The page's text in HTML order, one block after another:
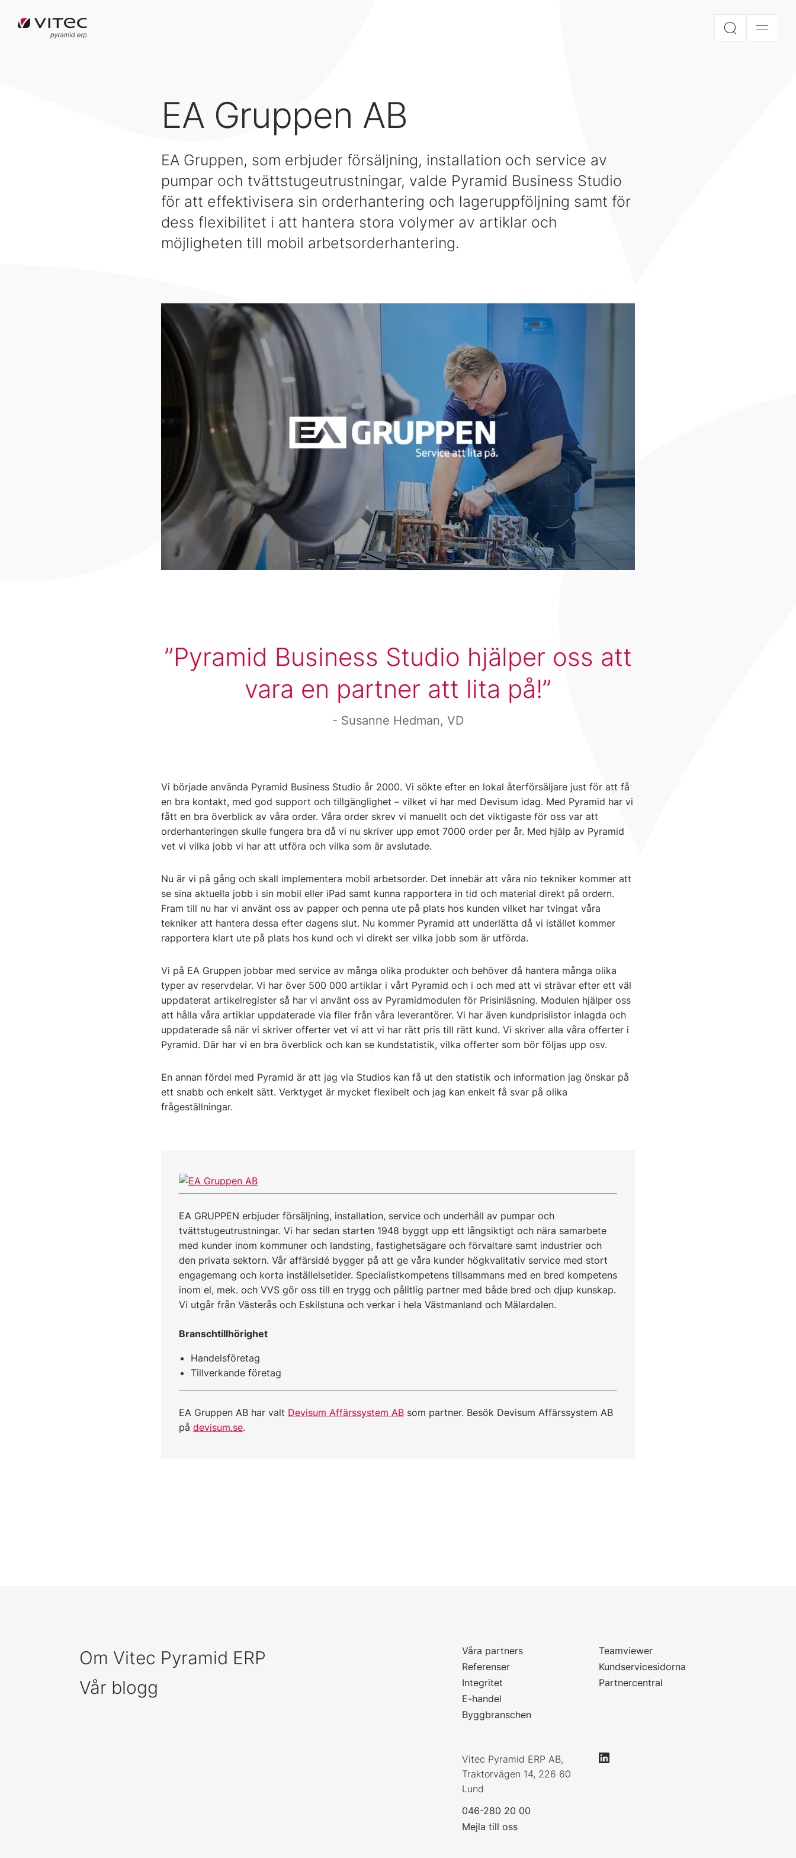
EA Gruppen AB
EA Gruppen, som erbjuder försäljning, installation och service av
pumpar och tvättstugeutrustningar, valde Pyramid Business Studio
för att effektivisera sin orderhantering och lageruppföljning samt för
dess flexibilitet i att hantera stora volymer av artiklar och
möjligheten till mobil arbetsorderhantering.
Pyramid Business Studio hjälper oss att
vara en partner att lita på!
Susanne Hedman, VD
Vi började använda Pyramid Business Studio år 2000. Vi sökte efter en lokal återförsäljare just för att få
en bra kontakt, med god support och tillgänglighet – vilket vi har med Devisum idag. Med Pyramid har vi
fått en bra överblick av våra order. Våra order skrev vi manuellt och det viktigaste för oss var att
orderhanteringen skulle fungera bra då vi nu skriver upp emot 7000 order per år. Med hjälp av Pyramid
vet vi vilka jobb vi har att utföra och vilka som är avslutade.
Nu är vi på gång och skall implementera mobil arbetsorder. Det innebär att våra nio tekniker kommer att
se sina aktuella jobb i sin mobil eller iPad samt kunna rapportera in tid och material direkt på ordern.
Fram till nu har vi använt oss av papper och penna ute på plats hos kunden vilket har tvingat våra
tekniker att hantera dessa efter dagens slut. Nu kommer Pyramid att underlätta då vi istället kommer
rapportera klart ute på plats hos kund och vi direkt ser vilka jobb som är utförda.
Vi på EA Gruppen jobbar med service av många olika produkter och behöver då hantera många olika
typer av reservdelar. Vi har över 500 000 artiklar i vårt Pyramid och i och med att vi strävar efter ett väl
uppdaterat artikelregister så har vi använt oss av Pyramidmodulen för Prisinläsning. Modulen hjälper oss
att hålla våra artiklar uppdaterade via filer från våra leverantörer. Vi har även kundprislistor inlagda och
uppdaterade så när vi skriver offerter vet vi att vi har rätt pris till rätt kund. Vi skriver alla våra offerter i
Pyramid. Där har vi en bra överblick och kan se kundstatistik, vilka offerter som bör följas upp osv.
En annan fördel med Pyramid är att jag via Studios kan få ut den statistik och information jag önskar på
ett snabb och enkelt sätt. Verktyget är mycket flexibelt och jag kan enkelt få svar på olika
frågeställningar.
EA GRUPPEN erbjuder försäljning, installation, service och underhåll av pumpar och
tvättstugeutrustningar. Vi har sedan starten 1948 byggt upp ett långsiktigt och nära samarbete
med kunder inom kommuner och landsting, fastighetsägare och förvaltare samt industrier och
den privata sektorn. Vår affärsidé bygger på att ge våra kunder högkvalitativ service med stort
engagemang och korta inställelsetider. Specialistkompetens tillsammans med en bred kompetens
inom el, mek. och VVS gör oss till en trygg och pålitlig partner med både bred och djup kunskap.
Vi utgår från Västerås och Eskilstuna och verkar i hela Västmanland och Mälardalen.
Branschtillhörighet
Handelsföretag
Tillverkande företag
EA Gruppen AB har valt Devisum Affärssystem AB som partner. Besök Devisum Affärssystem AB
på devisum.se.
Om Vitec Pyramid ERP
Vår blogg
Våra partners
Referenser
Integritet
E-handel
Byggbranschen
Teamviewer
Kundservicesidorna
Partnercentral
Vitec Pyramid ERP AB,
Traktorvägen 14, 226 60
Lund
046-280 20 00
Mejla till oss